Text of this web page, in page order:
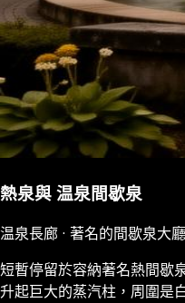
熱泉與 温泉間歇泉
温泉長廊 · 著名的間歇泉大廳
短暫停留於容納著名熱間
升起巨大的蒸汽柱，周圍是